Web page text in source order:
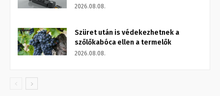
2026.08.08.
Szüret után is védekezhetnek a
szőlőkabóca ellen a termelők
2026.08.08.